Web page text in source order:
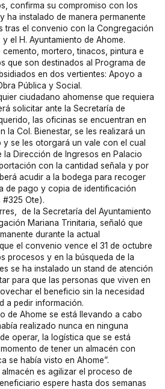
confirma su compromiso con los
ha instalado de manera permanente
tras el convenio con la Congregación
el H. Ayuntamiento de Ahome.
mortero, tinacos, pintura e
que son destinados al Programa de
en dos vertientes: Apoyo a
Pública y Social.
ciudadano ahomense que requiera
solicitar ante la Secretaría de
las oficinas se encuentran en
la Col. Bienestar, se les realizará un
se les otorgará un vale con el cual
la Dirección de Ingresos en Palacio
con la cantidad señala y por
acudir a la bodega para recoger
de pago y copia de identificación
#325 Ote).
de la Secretaría del Ayuntamiento
Mariana Trinitaria, señaló que
durante la actual
el convenio vence el 31 de octubre
procesos y en la búsqueda de la
se ha instalado un stand de atención
para que las personas que viven en
el beneficio sin la necesidad
a pedir información.
de Ahome se está llevando a cabo
realizado nunca en ninguna
operar, la logística que se está
de tener un almacén con
se había visto en Ahome”.
es agilizar el proceso de
espere hasta dos semanas